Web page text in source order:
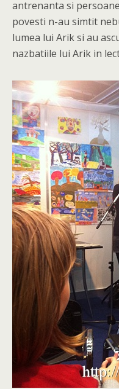
antrenanta si
povesti n-au simtit
lumea lui Arik si au
nazbatiile lui Arik in